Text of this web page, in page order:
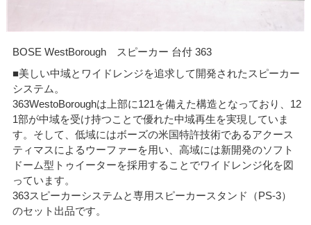
BOSE WestBorough スピーカー 台付 363
■美しい中域とワイドレンジを追求して開発されたスピーカー
システム。
363WestoBoroughは上部に121を備えた構造となっており、12
1部が中域を受け持つことで優れた中域再生を実現していま
す。そして、低域にはボーズの米国特許技術であるアクース
ティマスによるウーファーを用い、高域には新開発のソフト
ドーム型トゥイーターを採用することでワイドレンジ化を図
っています。
363スピーカーシステムと専用スピーカースタンド（PS-3）
のセット出品です。